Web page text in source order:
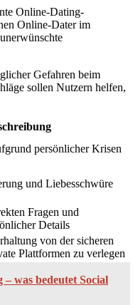
Online-Dating-
Online-Dater im
Gefahren beim
sollen Nutzern helfen,
persönlicher Krisen
und Liebesschwüre
Fragen und
Details
von der sicheren
Plattformen zu verlegen
– was bedeutet Social